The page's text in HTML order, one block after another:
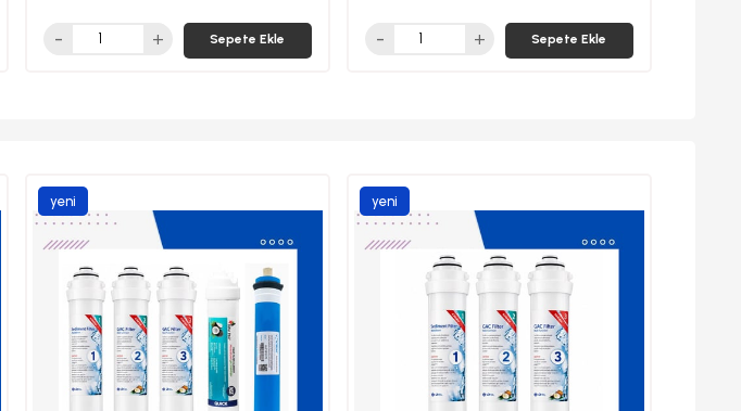
Sepete Ekle Sepete Ekle
yeni
ürün
yeni
ürün